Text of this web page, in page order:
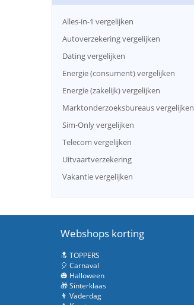
Alles-in-1 vergelijken
Autoverzekering vergelijken
Dating vergelijken
Energie (consument) vergelijken
Energie (zakelijk) vergelijken
Marktonderzoeksbureaus vergelijken
Sim-Only vergelijken
Telecom vergelijken
Uitvaartverzekering
Vakantie vergelijken
Webshops korting
🔝 TOPPERS
🎈 Carnaval
🎃 Halloween
🎁 Sinterklaas
👨 Vaderdag